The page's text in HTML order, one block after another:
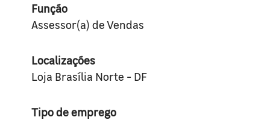
Função
Assessor(a) de Vendas
Localizações
Loja Brasília Norte - DF
Tipo de emprego